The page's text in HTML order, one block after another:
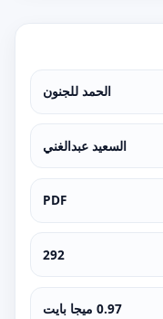
الحمد للجنون
السعيد عبدالغني
PDF
292
0.97 ميجا بايت